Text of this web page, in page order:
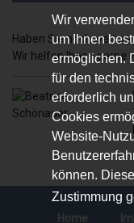
Wir
um Ihnen
ermöglichen.
für den
erforderlich
Cookies
Website-
können.
Zustimmung
Haben Sie noch
Wir helfen Ihnen gerne
Home